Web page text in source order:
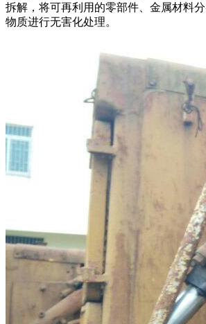
拆解，将可再利用的零部件、金属材料
物质进行无害化处理。